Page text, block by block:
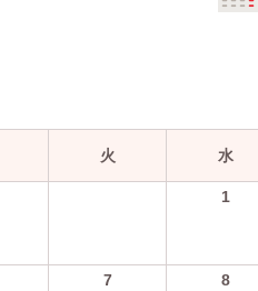
火 水
1
7 8